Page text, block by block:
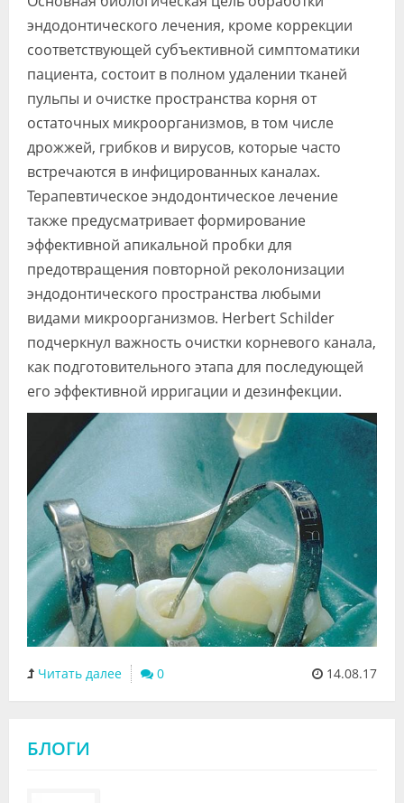
Форум
Клиники
Специалисты
Галерея
Блоги
Лаборатории
эндодонтического лечения, кроме коррекции
соответствующей субъективной симптоматики
пациента, состоит в полном удалении тканей
пульпы и очистке пространства корня от
остаточных микроорганизмов, в том числе
дрожжей, грибков и вирусов, которые часто
встречаются в инфицированных каналах.
Терапевтическое эндодонтическое лечение
также предусматривает формирование
эффективной апикальной пробки для
предотвращения повторной реколонизации
эндодонтического пространства любыми
видами микроорганизмов. Herbert Schilder
подчеркнул важность очистки корневого канала,
как подготовительного этапа для последующей
его эффективной ирригации и дезинфекции.
Читать далее 0 14.08.17
БЛОГИ